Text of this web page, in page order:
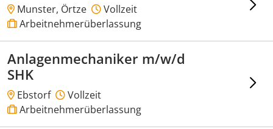
Munster, Örtze
Vollzeit
Arbeitnehmerüberlassung
Anlagenmechaniker m/w/d
SHK
Ebstorf
Vollzeit
Arbeitnehmerüberlassung